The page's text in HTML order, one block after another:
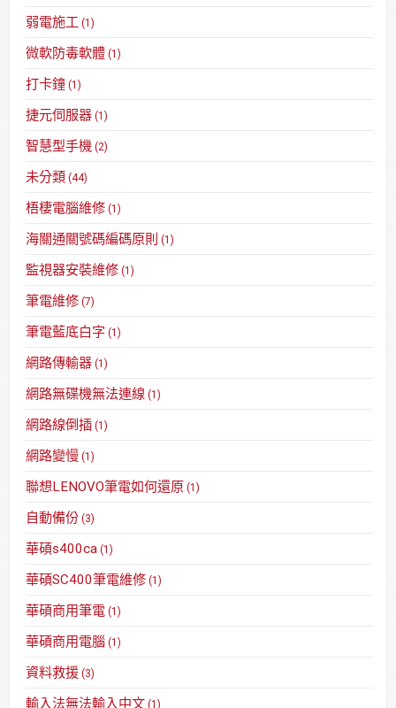
弱電施工 (1)
微軟防毒軟體 (1)
打卡鐘 (1)
捷元伺服器 (1)
智慧型手機 (2)
未分類 (44)
梧棲電腦維修 (1)
海關通關號碼編碼原則 (1)
監視器安裝維修 (1)
筆電維修 (7)
筆電藍底白字 (1)
網路傳輸器 (1)
網路無碟機無法連線 (1)
網路線倒插 (1)
網路變慢 (1)
聯想LENOVO筆電如何還原 (1)
自動備份 (3)
華碩s400ca (1)
華碩SC400筆電維修 (1)
華碩商用筆電 (1)
華碩商用電腦 (1)
資料救援 (3)
輸入法無法輸入中文 (1)